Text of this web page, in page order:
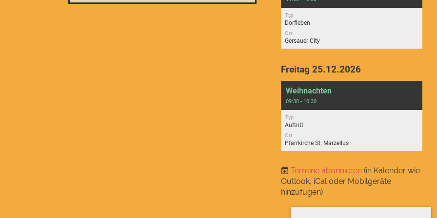
Typ
Dorfleben
Ort
Gersauer City
Freitag 25.12.2026
Weihnachten
09:30 - 10:30
Typ
Auftritt
Ort
Pfarrkirche St. Marzellus
Termine abonnieren (in Kalender wie
Outlook, iCal oder Mobilgeräte
hinzufügen)